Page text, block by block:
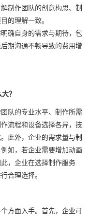
制作团队的创意构思、制
的理解一致。
确自身的需求与期待，包
期沟通不畅导致的费用增
？
队的专业水平、制作所需
流程和设备选择各异，技
此外，企业的需求量与制
如，若企业需要增加动画
，企业在选择制作服务
合理选择。
方面入手。首先，企业可